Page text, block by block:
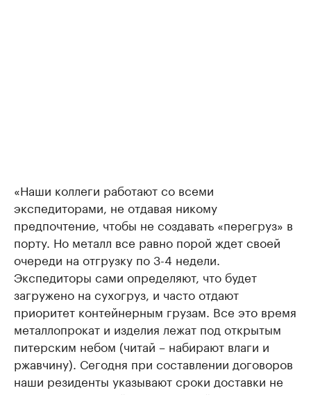
«Наши коллеги работают со всеми
экспедиторами, не отдавая никому
предпочтение, чтобы не создавать «перегруз» в
порту. Но металл все равно порой ждет своей
очереди на отгрузку по 3-4 недели.
Экспедиторы сами определяют, что будет
загружено на сухогруз, и часто отдают
приоритет контейнерным грузам. Все это время
металлопрокат и изделия лежат под открытым
питерским небом (читай – набирают влаги и
ржавчину). Сегодня при составлении договоров
наши резиденты указывают сроки доставки не